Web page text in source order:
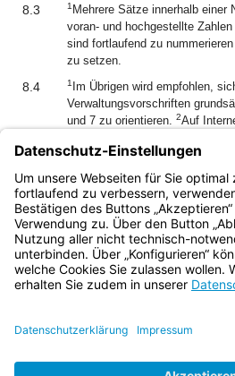
8.3 1 Mehrere Sätze innerhalb einer
voran- und hochgestellte
sind fortlaufend zu
zu setzen.
8.4 1 Im Übrigen wird empfohlen,
Verwaltungsvorschriften
und 7 zu orientieren. 2Auf
sichergestellt ist, dass eine
Inhalte nur mit Zustimmung der
den Erlass der
Bayern.de
BayernPortal
Impressum